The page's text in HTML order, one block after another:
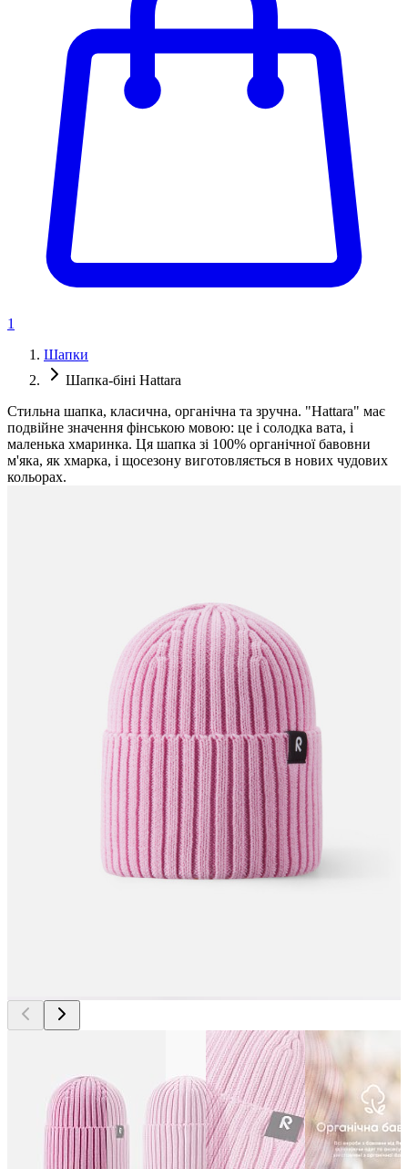
1
Шапки
Шапка-біні Hattara
Стильна шапка, класична, органічна та зручна. "Hattara" має
подвійне значення фінською мовою: це і солодка вата, і
маленька хмаринка. Ця шапка зі 100% органічної бавовни
м'яка, як хмарка, і щосезону виготовляється в нових чудових
кольорах.